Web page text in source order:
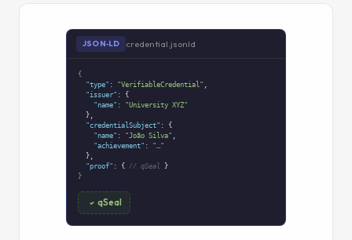
JSON‑LD credential.jsonld
{
"type" : "VerifiableCredential" ,
"issuer" : {
"name" : "University XYZ"
},
"credentialSubject" : {
"name" : "João Silva" ,
"achievement" : "…"
},
"proof" : { // qSeal }
}
qSeal